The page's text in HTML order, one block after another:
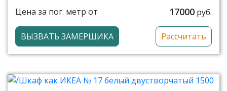
Цена за пог. метр от
17000 руб.
ВЫЗВАТЬ ЗАМЕРЩИКА Рассчитать